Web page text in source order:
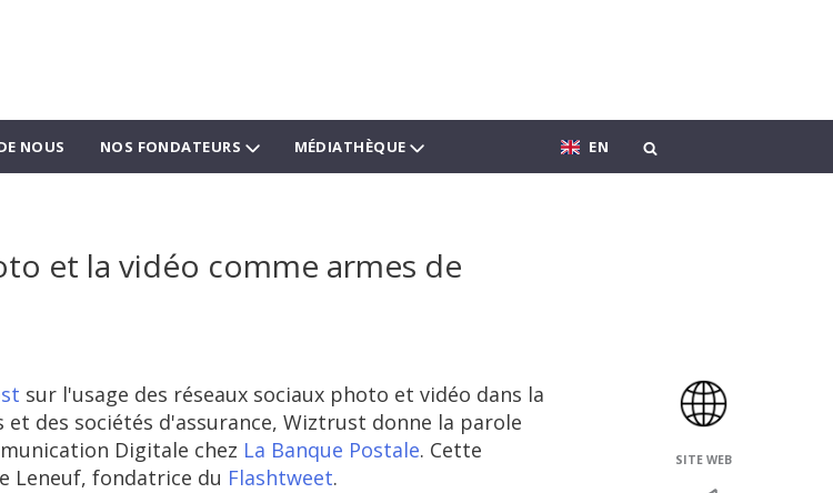
EN
NOUS NOS FONDATEURS MÉDIATHÈQUE
et la vidéo comme armes de
sur l'usage des réseaux sociaux photo et vidéo dans la
des sociétés d'assurance, Wiztrust donne la parole
Digitale chez La Banque Postale. Cette
Leneuf, fondatrice du Flashtweet.
SITE WEB